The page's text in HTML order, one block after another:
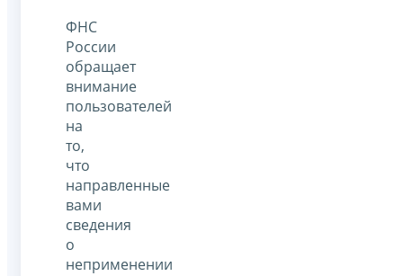
ФНС
России
обращает
внимание
пользователей
на
то,
что
направленные
вами
сведения
о
неприменении